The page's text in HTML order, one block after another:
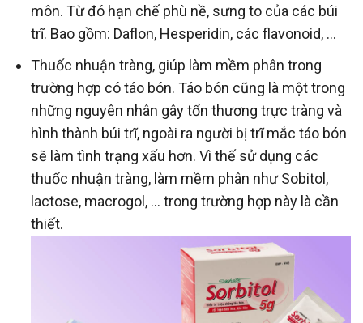
môn. Từ đó hạn chế phù nề, sưng to của các búi
trĩ. Bao gồm: Daflon, Hesperidin, các flavonoid, …
Thuốc nhuận tràng, giúp làm mềm phân trong
trường hợp có táo bón. Táo bón cũng là một trong
những nguyên nhân gây tổn thương trực tràng và
hình thành búi trĩ, ngoài ra người bị trĩ mắc táo bón
sẽ làm tình trạng xấu hơn. Vì thế sử dụng các
thuốc nhuận tràng, làm mềm phân như Sobitol,
lactose, macrogol, … trong trường hợp này là cần
thiết.